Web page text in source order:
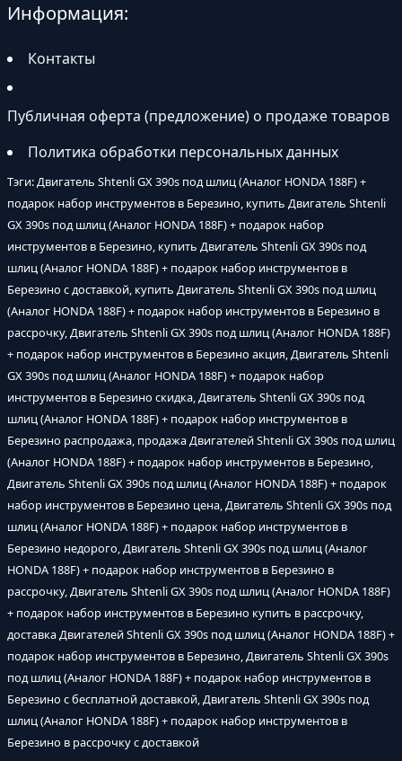
Информация:
Контакты
Публичная оферта (предложение) о продаже товаров
Политика обработки персональных данных
Тэги: Двигатель Shtenli GX 390s под шлиц (Аналог HONDA 188F) +
подарок набор инструментов в Березино, купить Двигатель Shtenli
GX 390s под шлиц (Аналог HONDA 188F) + подарок набор
инструментов в Березино, купить Двигатель Shtenli GX 390s под
шлиц (Аналог HONDA 188F) + подарок набор инструментов в
Березино с доставкой, купить Двигатель Shtenli GX 390s под шлиц
(Аналог HONDA 188F) + подарок набор инструментов в Березино в
рассрочку, Двигатель Shtenli GX 390s под шлиц (Аналог HONDA 188F)
+ подарок набор инструментов в Березино акция, Двигатель Shtenli
GX 390s под шлиц (Аналог HONDA 188F) + подарок набор
инструментов в Березино скидка, Двигатель Shtenli GX 390s под
шлиц (Аналог HONDA 188F) + подарок набор инструментов в
Березино распродажа, продажа Двигателей Shtenli GX 390s под шлиц
(Аналог HONDA 188F) + подарок набор инструментов в Березино,
Двигатель Shtenli GX 390s под шлиц (Аналог HONDA 188F) + подарок
набор инструментов в Березино цена, Двигатель Shtenli GX 390s под
шлиц (Аналог HONDA 188F) + подарок набор инструментов в
Березино недорого, Двигатель Shtenli GX 390s под шлиц (Аналог
HONDA 188F) + подарок набор инструментов в Березино в
рассрочку, Двигатель Shtenli GX 390s под шлиц (Аналог HONDA 188F)
+ подарок набор инструментов в Березино купить в рассрочку,
доставка Двигателей Shtenli GX 390s под шлиц (Аналог HONDA 188F) +
подарок набор инструментов в Березино, Двигатель Shtenli GX 390s
под шлиц (Аналог HONDA 188F) + подарок набор инструментов в
Березино с бесплатной доставкой, Двигатель Shtenli GX 390s под
шлиц (Аналог HONDA 188F) + подарок набор инструментов в
Березино в рассрочку с доставкой